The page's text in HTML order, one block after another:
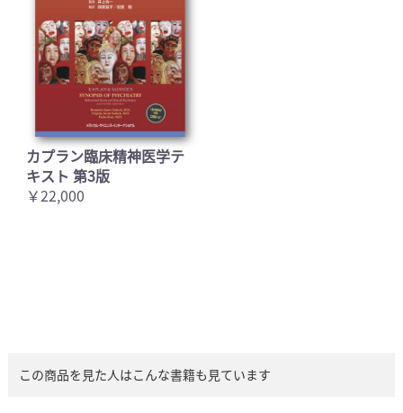
カプラン臨床精神医学テ
キスト 第3版
￥22,000
この商品を見た人はこんな書籍も見ています